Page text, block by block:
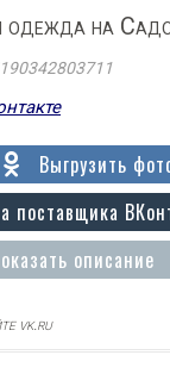
одежда на
описание
поставщика
Выгрузить
vk.ru